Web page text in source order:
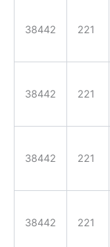
38442 221
38442 221
38442 221
38442 221